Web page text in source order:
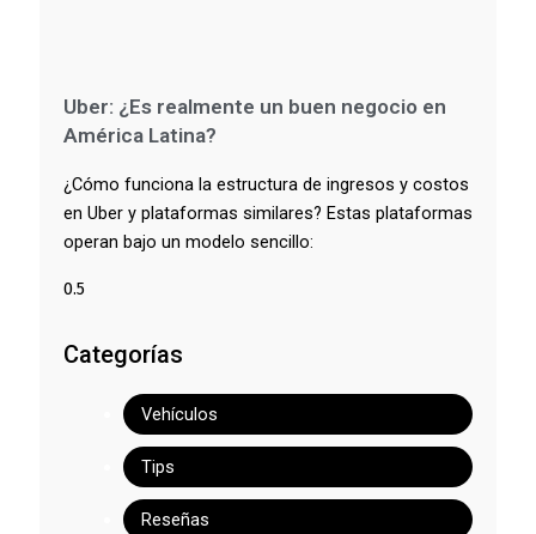
Uber: ¿Es realmente un buen negocio en
América Latina?
¿Cómo funciona la estructura de ingresos y costos
en Uber y plataformas similares? Estas plataformas
operan bajo un modelo sencillo:
Categorías
Vehículos
Tips
Reseñas